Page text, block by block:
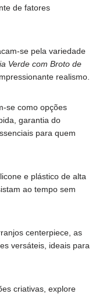
de fatores
se pela variedade
Verde com Broto de
realismo.
se como opções
garantia do
para quem
e plástico de alta
ao tempo sem
centerpiece, as
versáteis, ideais para
criativas, explore